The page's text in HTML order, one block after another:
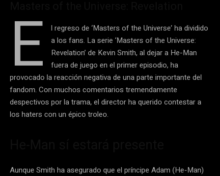
E
l regreso de ‘Masters of the Universe’ ha dividido
a los fans. La serie ‘Masters of the Universe:
Revelation’ de Kevin Smith, al dejar a He-Man
fuera de juego en el primer episodio, ha
provocado la reacción negativa de una parte importante del
fandom. Con muchos comentarios tremendamente
despectivos por la trama, el director ha querido contestar a
los haters con un épico troleo.
Aunque Smith ha asegurado que el príncipe Adam (He-Man)